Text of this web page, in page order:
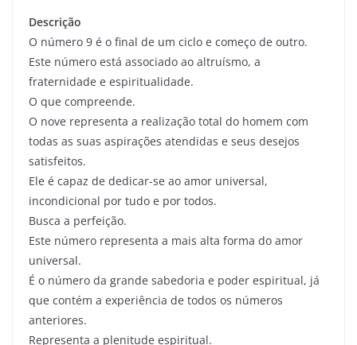
Descrição
O número 9 é o final de um ciclo e começo de outro.
Este número está associado ao altruísmo, a
fraternidade e espiritualidade.
O que compreende.
O nove representa a realização total do homem com
todas as suas aspirações atendidas e seus desejos
satisfeitos.
Ele é capaz de dedicar-se ao amor universal,
incondicional por tudo e por todos.
Busca a perfeição.
Este número representa a mais alta forma do amor
universal.
É o número da grande sabedoria e poder espiritual, já
que contém a experiência de todos os números
anteriores.
Representa a plenitude espiritual.